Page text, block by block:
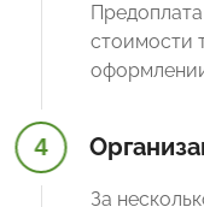
стоимости
4
За